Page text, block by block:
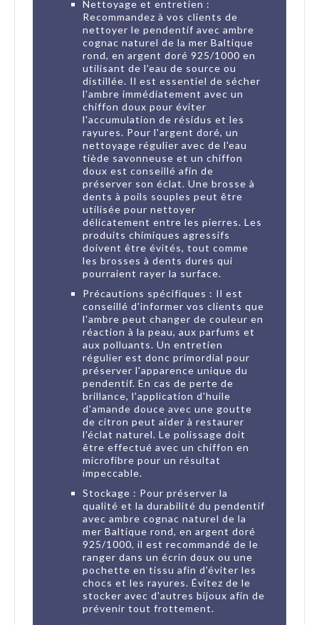
Nettoyage et entretien :
Recommandez à vos clients de
nettoyer le pendentif avec ambre
cognac naturel de la mer Baltique
rond, en argent doré 925/1000 en
utilisant de l'eau de source ou
distillée. Il est essentiel de sécher
l'ambre immédiatement avec un
chiffon doux pour éviter
l'accumulation de résidus et les
rayures. Pour l'argent doré, un
nettoyage régulier avec de l'eau
tiède savonneuse et un chiffon
doux est conseillé afin de
préserver son éclat. Une brosse à
dents à poils souples peut être
utilisée pour nettoyer
délicatement entre les pierres. Les
produits chimiques agressifs
doivent être évités, tout comme
les brosses à dents dures qui
pourraient rayer la surface.
Précautions spécifiques : Il est
conseillé d'informer vos clients que
l'ambre peut changer de couleur en
réaction à la peau, aux parfums et
aux polluants. Un entretien
régulier est donc primordial pour
préserver l'apparence unique du
pendentif. En cas de perte de
brillance, l'application d'huile
d'amande douce avec une goutte
de citron peut aider à restaurer
l'éclat naturel. Le polissage doit
être effectué avec un chiffon en
microfibre pour un résultat
impeccable.
Stockage : Pour préserver la
qualité et la durabilité du pendentif
avec ambre cognac naturel de la
mer Baltique rond, en argent doré
925/1000, il est recommandé de le
ranger dans un écrin doux ou une
pochette en tissu afin d'éviter les
chocs et les rayures. Évitez de le
stocker avec d'autres bijoux afin de
prévenir tout frottement.